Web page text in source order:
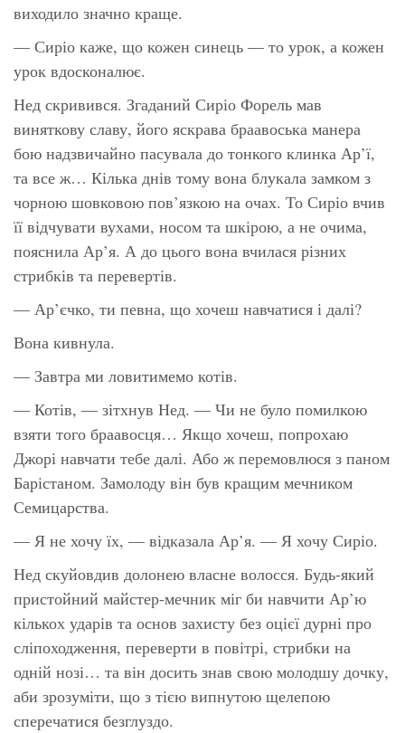
виходило значно краще.
— Сиріо каже, що кожен синець — то урок, а кожен
урок вдосконалює.
Нед скривився. Згаданий Сиріо Форель мав
виняткову славу, його яскрава браавоська манера
бою надзвичайно пасувала до тонкого клинка Ар’ї,
та все ж… Кілька днів тому вона блукала замком з
чорною шовковою пов’язкою на очах. То Сиріо вчив
її відчувати вухами, носом та шкірою, а не очима,
пояснила Ар’я. А до цього вона вчилася різних
стрибків та перевертів.
— Ар’єчко, ти певна, що хочеш навчатися і далі?
Вона кивнула.
— Завтра ми ловитимемо котів.
— Котів, — зітхнув Нед. — Чи не було помилкою
взяти того браавосця… Якщо хочеш, попрохаю
Джорі навчати тебе далі. Або ж перемовлюся з паном
Барістаном. Замолоду він був кращим мечником
Семицарства.
— Я не хочу їх, — відказала Ар’я. — Я хочу Сиріо.
Нед скуйовдив долонею власне волосся. Будь-який
пристойний майстер-мечник міг би навчити Ар’ю
кількох ударів та основ захисту без оцієї дурні про
сліпоходження, переверти в повітрі, стрибки на
одній нозі… та він досить знав свою молодшу дочку,
аби зрозуміти, що з тією випнутою щелепою
сперечатися безглуздо.